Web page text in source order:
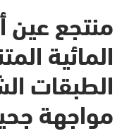
منتجع عين
المائية
الطبقات
مواجهة